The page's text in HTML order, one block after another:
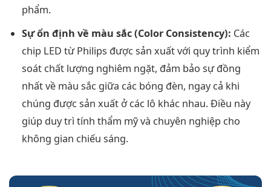
phẩm.
Sự ổn định về màu sắc (Color Consistency): Các
chip LED từ Philips được sản xuất với quy trình kiểm
soát chất lượng nghiêm ngặt, đảm bảo sự đồng
nhất về màu sắc giữa các bóng đèn, ngay cả khi
chúng được sản xuất ở các lô khác nhau. Điều này
giúp duy trì tính thẩm mỹ và chuyên nghiệp cho
không gian chiếu sáng.